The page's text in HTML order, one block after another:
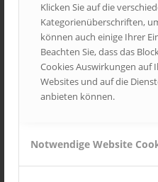
Klicken Sie auf die
Kategorienüberschriften,
können auch einige Ihrer
Beachten Sie, dass das
Cookies Auswirkungen auf
Websites und auf die
anbieten können.
Notwendige Website
NEUE
FRONTPAGE ARTICLE,IMAGES,NEWS,
unseren Werbeträgern in
Hochschulen können Sie jetzt